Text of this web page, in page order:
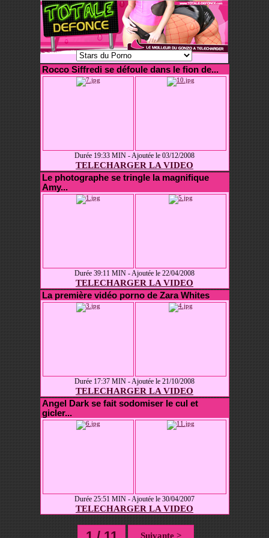
Rocco Siffredi se défoule dans le fion de...
Durée 19:33 MIN - Ajoutée le 03/12/2008
TELECHARGER LA VIDEO
Le photographe se tringle la magnifique
Amy...
Durée 39:11 MIN - Ajoutée le 22/04/2008
TELECHARGER LA VIDEO
La première vidéo porno de Zara Whites
Durée 17:37 MIN - Ajoutée le 21/10/2008
TELECHARGER LA VIDEO
Angel Dark se fait sodomiser le cul et
gicler...
Durée 25:51 MIN - Ajoutée le 30/04/2007
TELECHARGER LA VIDEO
Suivante >